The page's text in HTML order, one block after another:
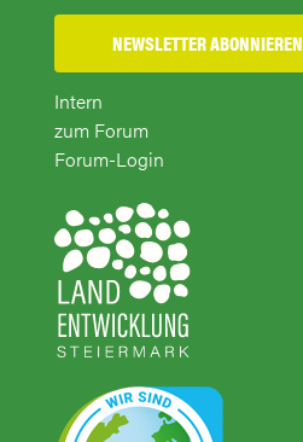
NEWSLETTER ABONNIEREN
Intern
zum Forum
Forum-Login